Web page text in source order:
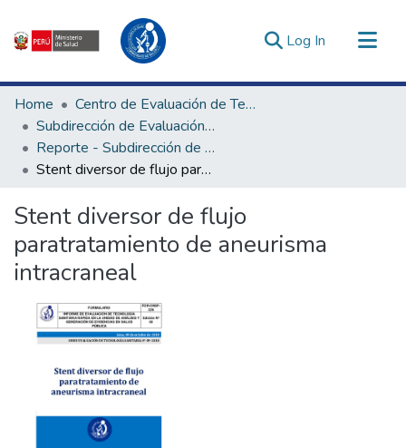
Log In (current)
Communities & Collections
All of DSpace
Statistics
Estadísticas Externas
Enlaces de interés ▾
Home
Centro de Evaluación de Tecnologías en Salud
Subdirección de Evaluación de Tecnologías Sanitarias
Reporte - Subdirección de Evaluación de Tecnologías Sanitarias
Stent diversor de flujo paratratamiento de aneurisma intracraneal
Stent diversor de flujo
paratratamiento de aneurisma
intracraneal